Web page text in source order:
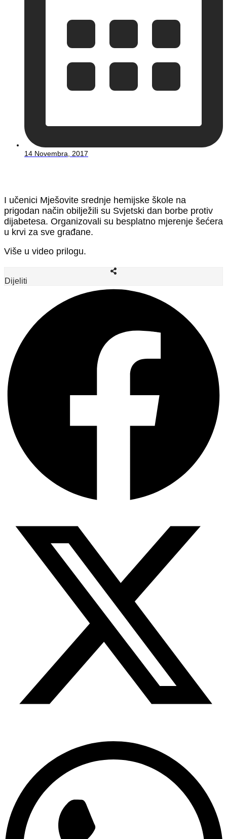
14 Novembra, 2017
I učenici Mješovite srednje hemijske škole na
prigodan način obilježili su Svjetski dan borbe protiv
dijabetesa. Organizovali su besplatno mjerenje šećera
u krvi za sve građane.
Više u video prilogu.
Dijeliti